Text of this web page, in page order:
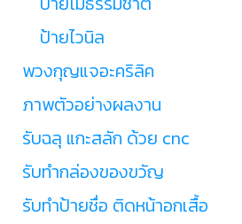
ป้ายไวนิล
พวงกุญแจอะคริลิค
ภาพตัวอย่างผลงาน
รับฉลุ แกะสลัก ด้วย cnc
รับทำกล่องของขวัญ
รับทำป้ายชื่อ ติดหน้าอกเสื้อ